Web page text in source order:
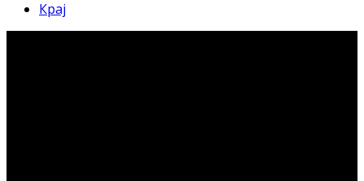
Крај